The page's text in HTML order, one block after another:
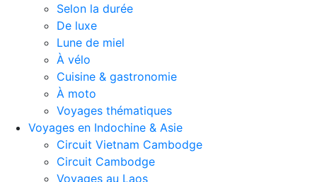
Selon la durée
De luxe
Lune de miel
À vélo
Cuisine & gastronomie
À moto
Voyages thématiques
Voyages en Indochine & Asie
Circuit Vietnam Cambodge
Circuit Cambodge
Voyages au Laos